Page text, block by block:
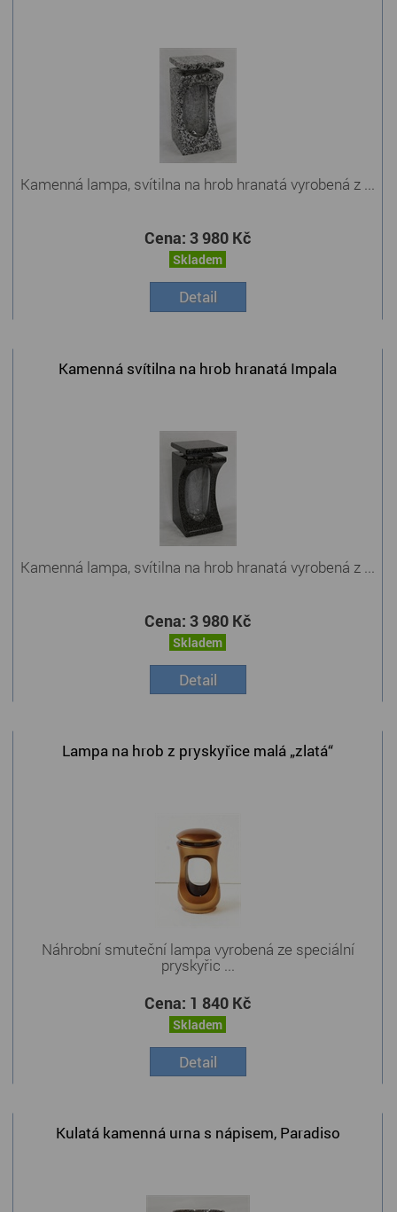
Kamenná lampa, svítilna na hrob hranatá vyrobená z ...
Cena: 3 980 Kč
Skladem
Detail
Kamenná svítilna na hrob hranatá Impala
Kamenná lampa, svítilna na hrob hranatá vyrobená z ...
Cena: 3 980 Kč
Skladem
Detail
Lampa na hrob z pryskyřice malá „zlatá“
Náhrobní smuteční lampa vyrobená ze speciální
pryskyřic ...
Cena: 1 840 Kč
Skladem
Detail
Kulatá kamenná urna s nápisem, Paradiso